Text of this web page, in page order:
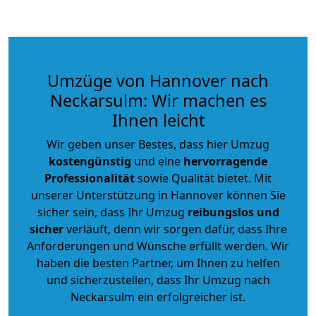
Umzüge von Hannover nach
Neckarsulm: Wir machen es
Ihnen leicht
Wir geben unser Bestes, dass hier Umzug
kostengünstig und eine hervorragende
Professionalitätsowie Qualität bietet. Mit
unserer Unterstützung in Hannover können Sie
sicher sein, dass Ihr Umzug reibungslos und
sicherverläuft, denn wir sorgen dafür, dass Ihre
Anforderungen und Wünsche erfüllt werden. Wir
haben die besten Partner, um Ihnen zu helfen
und sicherzustellen, dass Ihr Umzug nach
Neckarsulm ein erfolgreicher ist.